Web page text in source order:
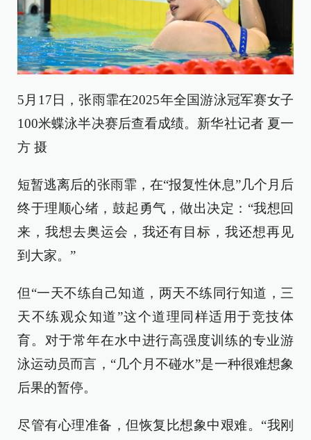
5月17日，张雨霏在2025年全国游泳冠军赛女子
100米蝶泳半决赛后查看成绩。新华社记者 夏一
方 摄
短暂逃离后的张雨霏，在“报复性休息”几个月后
终于理顺心绪，鼓起勇气，做出决定：“我想回
来，我想去奥运会，我还有目标，我还想再见
到大家。”
但“一天不练自己知道，两天不练同行知道，三
天不练观众知道”这个道理同样适用于竞技体
育。对于常年在水中进行高强度训练的专业游
泳运动员而言，“几个月不碰水”是一种很难想象
后果的暂停。
尽管有心理准备，但恢复比想象中艰难。“我刚